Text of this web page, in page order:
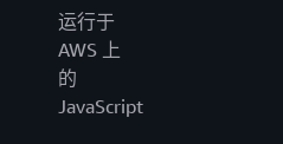
运行于
AWS 上
的
JavaScript